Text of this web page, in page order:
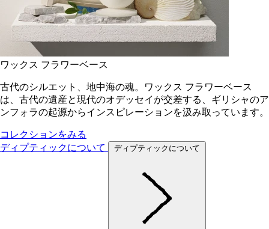
ワックス フラワーベース
古代のシルエット、地中海の魂。ワックス フラワーベース
は、古代の遺産と現代のオデッセイが交差する、ギリシャのア
ンフォラの起源からインスピレーションを汲み取っています。
コレクションをみる
ディプティックについて
ディプティックについて